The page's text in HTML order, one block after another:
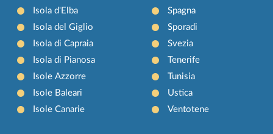
Isola d'Elba
Isola del Giglio
Isola di Capraia
Isola di Pianosa
Isole Azzorre
Isole Baleari
Isole Canarie
Spagna
Sporadi
Svezia
Tenerife
Tunisia
Ustica
Ventotene